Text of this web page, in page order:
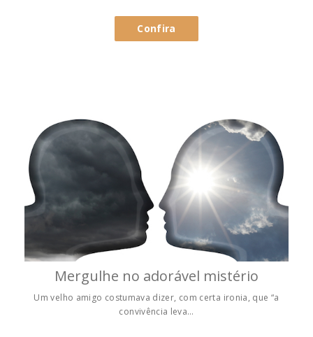
Confira
Mergulhe no adorável mistério
Um velho amigo costumava dizer, com certa ironia, que “a
convivência leva…